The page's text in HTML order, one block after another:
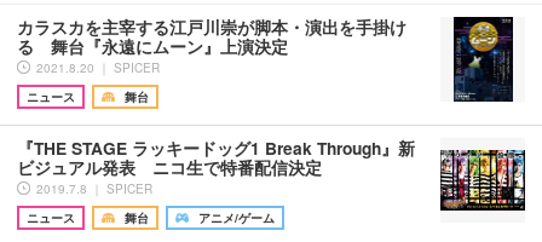
カラスカを主宰する江戸川崇が脚本・演出を手掛け
る 舞台『永遠にムーン』上演決定
2021.8.20 ｜ SPICER
ニュース
舞台
『THE STAGE ラッキードッグ1 Break Through』新
ビジュアル発表 ニコ生で特番配信決定
2019.7.8 ｜ SPICER
ニュース
舞台 アニメ/ゲーム